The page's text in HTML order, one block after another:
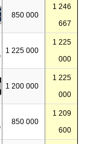
850 000
1 246
667
1 225 000
1 225
000
1 200 000
1 225
000
850 000
1 209
600